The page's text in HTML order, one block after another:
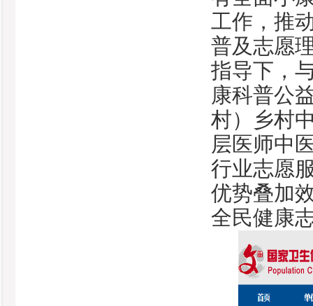
工作，推
普及志愿
指导下，
康科普公
村）乡村
层医师中
行业志愿
优势叠加
全民健康